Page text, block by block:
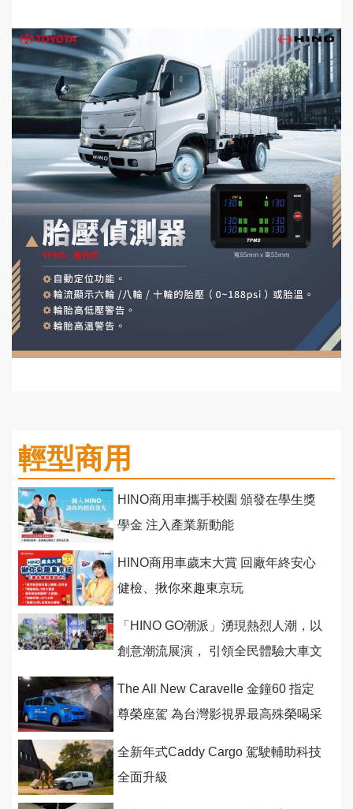
輕型商用
HINO商用車攜手校園 頒發在學生獎
學金 注入產業新動能
HINO商用車歲末大賞 回廠年終安心
健檢、揪你來趣東京玩
「HINO GO潮派」湧現熱烈人潮，以
創意潮流展演， 引領全民體驗大車文
The All New Caravelle 金鐘60 指定
尊榮座駕 為台灣影視界最高殊榮喝采
全新年式Caddy Cargo 駕駛輔助科技
全面升級